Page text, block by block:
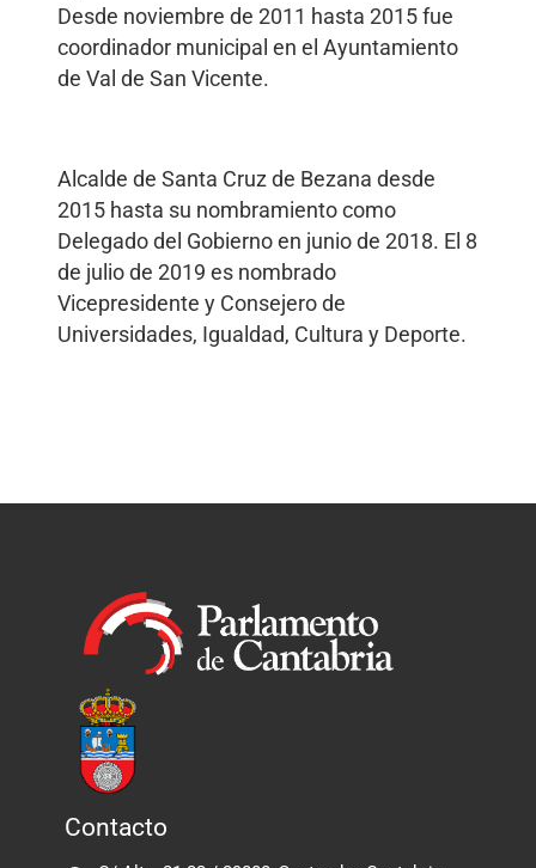
Desde noviembre de 2011 hasta 2015 fue
coordinador municipal en el Ayuntamiento
de Val de San Vicente.
Alcalde de Santa Cruz de Bezana desde
2015 hasta su nombramiento como
Delegado del Gobierno en junio de 2018. El 8
de julio de 2019 es nombrado
Vicepresidente y Consejero de
Universidades, Igualdad, Cultura y Deporte.
Contacto